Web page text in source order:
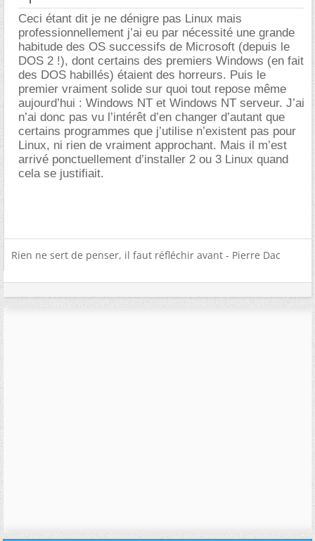
Ceci étant dit je ne dénigre pas Linux mais
professionnellement j’ai eu par nécessité une grande
habitude des OS successifs de Microsoft (depuis le
DOS 2 !), dont certains des premiers Windows (en fait
des DOS habillés) étaient des horreurs. Puis le
premier vraiment solide sur quoi tout repose même
aujourd’hui : Windows NT et Windows NT serveur. J’ai
n’ai donc pas vu l’intérêt d’en changer d’autant que
certains programmes que j’utilise n’existent pas pour
Linux, ni rien de vraiment approchant. Mais il m’est
arrivé ponctuellement d’installer 2 ou 3 Linux quand
cela se justifiait.
Rien ne sert de penser, il faut réfléchir avant - Pierre Dac